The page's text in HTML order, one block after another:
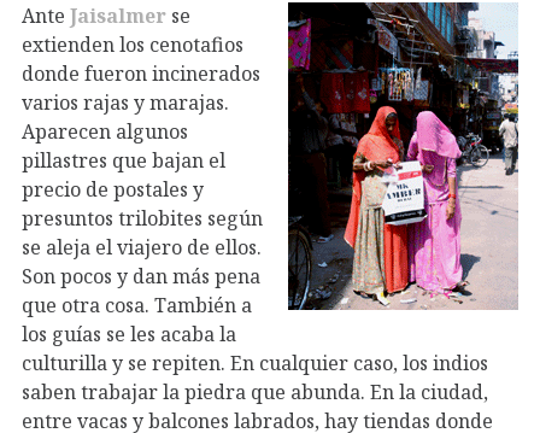
Ante Jaisalmer se
extienden los cenotafios
donde fueron incinerados
varios rajas y marajas.
Aparecen algunos
pillastres que bajan el
precio de postales y
presuntos trilobites según
se aleja el viajero de ellos.
Son pocos y dan más pena
que otra cosa. También a
los guías se les acaba la
culturilla y se repiten. En cualquier caso, los indios
saben trabajar la piedra que abunda. En la ciudad,
entre vacas y balcones labrados, hay tiendas donde